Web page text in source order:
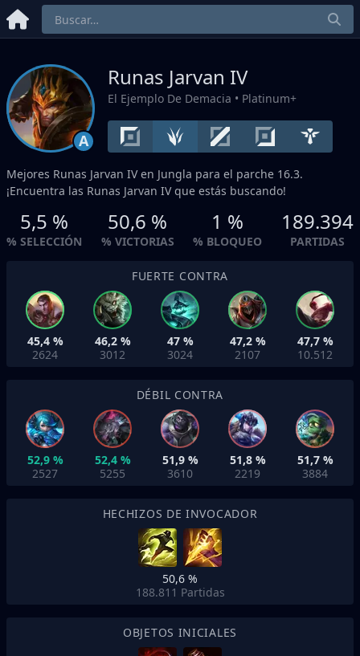
A
Runas Jarvan IV
El Ejemplo De Demacia • Platinum+
Mejores Runas Jarvan IV en Jungla para el parche 16.3.
¡Encuentra las Runas Jarvan IV que estás buscando!
5,5 %
% SELECCIÓN
50,6 %
% VICTORIAS
1 %
% BLOQUEO
189.394
PARTIDAS
FUERTE CONTRA
45,4 %
2624
46,2 %
3012
47 %
3024
47,2 %
2107
47,7 %
10.512
DÉBIL CONTRA
52,9 %
2527
52,4 %
5255
51,9 %
3610
51,8 %
2219
51,7 %
3884
HECHIZOS DE INVOCADOR
50,6 %
188.811 Partidas
OBJETOS INICIALES